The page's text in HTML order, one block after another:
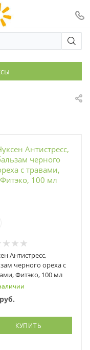
Антистресс,
черного ореха с
Фитэко, 100 мл
КУПИТЬ